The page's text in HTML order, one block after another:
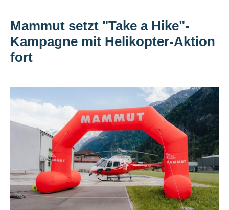
Mammut setzt "Take a Hike"-
Kampagne mit Helikopter-Aktion
fort